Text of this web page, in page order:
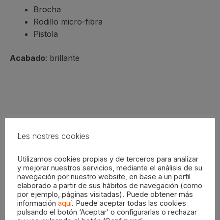
Brocha
Rodillo micro-fibra
Pistola
Acabado: brillante
Productos relacionados
Este
producto
Este
producto
Les nostres cookies
Utilizamos cookies propias y de terceros para analizar
y mejorar nuestros servicios, mediante el análisis de su
navegación por nuestro website, en base a un perfil
elaborado a partir de sus hábitos de navegación (como
por ejemplo, páginas visitadas). Puede obtener más
información aquí. Puede aceptar todas las cookies
pulsando el botón ‘Aceptar’ o configurarlas o rechazar